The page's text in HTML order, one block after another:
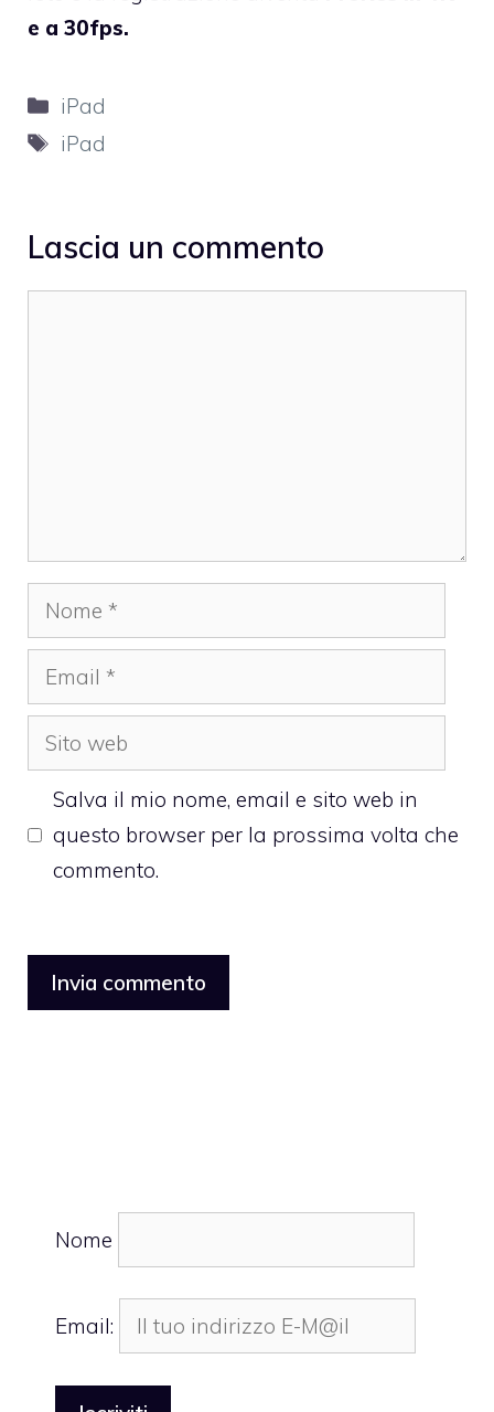
e a 30fps.
Categorie
iPad
Tag
iPad
Lascia un commento
Nome
Email
Sito
web
Salva il mio nome, email e sito web in
questo browser per la prossima volta che
commento.
Nome
Email: